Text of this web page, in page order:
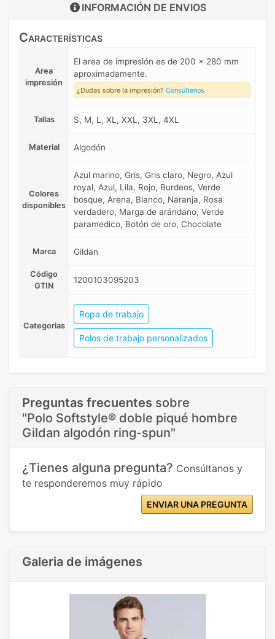
INFORMACIÓN DE ENVIOS
Características
Area
impresión
El area de impresión es de 200 x 280 mm
aproximadamente.
¿Dudas sobre la impresión? Consúltenos
Tallas S, M, L, XL, XXL, 3XL, 4XL
Material Algodón
Colores
disponibles
Azul marino, Gris, Gris claro, Negro, Azul
royal, Azul, Lila, Rojo, Burdeos, Verde
bosque, Arena, Blanco, Naranja, Rosa
verdadero, Marga de arándano, Verde
paramedico, Botón de oro, Chocolate
Marca Gildan
Código
GTIN
1200103095203
Categorias
Ropa de trabajo
Polos de trabajo personalizados
Preguntas frecuentes sobre
"Polo Softstyle® doble piqué hombre
Gildan algodón ring-spun"
¿Tienes alguna pregunta? Consúltanos y
te responderemos muy rápido
ENVIAR UNA PREGUNTA
Galeria de imágenes